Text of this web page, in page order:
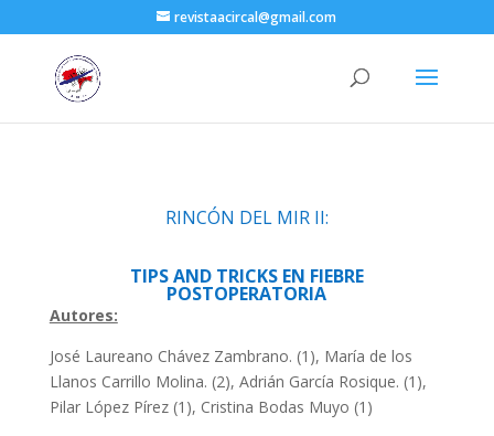
revistaacircal@gmail.com
RINCÓN DEL MIR II:
TIPS AND TRICKS EN FIEBRE
POSTOPERATORIA
Autores:
José Laureano Chávez Zambrano. (1), María de los
Llanos Carrillo Molina. (2), Adrián García Rosique. (1),
Pilar López Pírez (1), Cristina Bodas Muyo (1)